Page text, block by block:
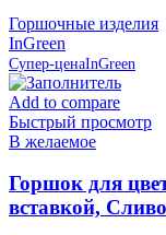
Горшочные изделия
InGreen
Супер-ценаInGreen
Add to compare
Быстрый просмотр
В желаемое
Горшок для
вставкой,